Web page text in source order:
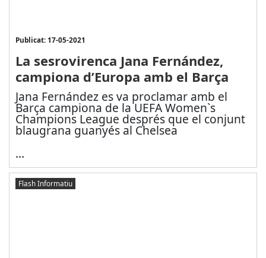
Publicat: 17-05-2021
La sesrovirenca Jana Fernández,
campiona d’Europa amb el Barça
Jana Fernández es va proclamar amb el
Barça campiona de la UEFA Women`s
Champions League després que el conjunt
blaugrana guanyés al Chelsea
...
Flash Informatiu